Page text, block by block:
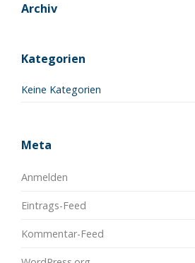
Archiv
Kategorien
Keine Kategorien
Meta
Anmelden
Eintrags-Feed
Kommentar-Feed